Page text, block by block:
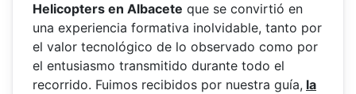
Helicopters en Albacete que se convirtió en
una experiencia formativa inolvidable, tanto por
el valor tecnológico de lo observado como por
el entusiasmo transmitido durante todo el
recorrido. Fuimos recibidos por nuestra guía, la